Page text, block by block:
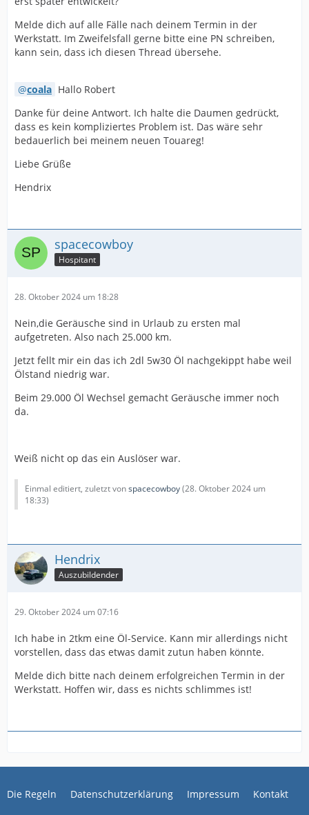
Melde dich auf alle Fälle nach deinem Termin in der
Werkstatt. Im Zweifelsfall gerne bitte eine PN schreiben,
kann sein, dass ich diesen Thread übersehe.
coala Hallo Robert
Danke für deine Antwort. Ich halte die Daumen gedrückt,
dass es kein kompliziertes Problem ist. Das wäre sehr
bedauerlich bei meinem neuen Touareg!
Liebe Grüße
Hendrix
spacecowboy
Hospitant
28. Oktober 2024 um 18:28
Nein,die Geräusche sind in Urlaub zu ersten mal
aufgetreten. Also nach 25.000 km.
Jetzt fellt mir ein das ich 2dl 5w30 Öl nachgekippt habe weil
Ölstand niedrig war.
Beim 29.000 Öl Wechsel gemacht Geräusche immer noch
da.
Weiß nicht op das ein Auslöser war.
Einmal editiert, zuletzt vonspacecowboy(28. Oktober 2024 um
18:33)
Hendrix
Auszubildender
29. Oktober 2024 um 07:16
Ich habe in 2tkm eine Öl-Service. Kann mir allerdings nicht
vorstellen, dass das etwas damit zutun haben könnte.
Melde dich bitte nach deinem erfolgreichen Termin in der
Werkstatt. Hoffen wir, dass es nichts schlimmes ist!
Die Regeln Datenschutzerklärung Impressum Kontakt